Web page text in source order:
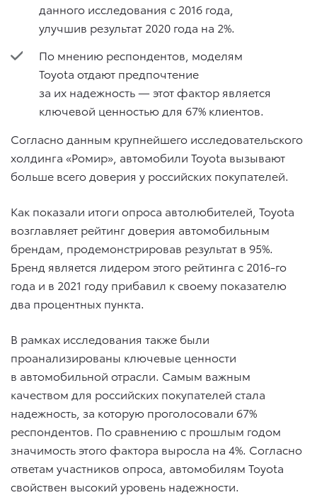
данного исследования с 2016 года,
улучшив результат 2020 года на 2%.
По мнению респондентов, моделям
Toyota отдают предпочтение
за их надежность — этот фактор является
ключевой ценностью для 67% клиентов.
Согласно данным крупнейшего исследовательского
холдинга «Ромир», автомобили Toyota вызывают
больше всего доверия у российских покупателей.
Как показали итоги опроса автолюбителей, Toyota
возглавляет рейтинг доверия автомобильным
брендам, продемонстрировав результат в 95%.
Бренд является лидером этого рейтинга с 2016-го
года и в 2021 году прибавил к своему показателю
два процентных пункта.
В рамках исследования также были
проанализированы ключевые ценности
в автомобильной отрасли. Самым важным
качеством для российских покупателей стала
надежность, за которую проголосовали 67%
респондентов. По сравнению с прошлым годом
значимость этого фактора выросла на 4%. Согласно
ответам участников опроса, автомобилям Toyota
свойствен высокий уровень надежности.